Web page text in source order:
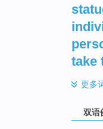
take
更多
双语